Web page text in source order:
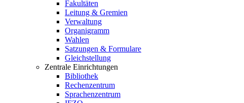
Fakultäten
Leitung & Gremien
Verwaltung
Organigramm
Wahlen
Satzungen & Formulare
Gleichstellung
Zentrale Einrichtungen
Bibliothek
Rechenzentrum
Sprachenzentrum